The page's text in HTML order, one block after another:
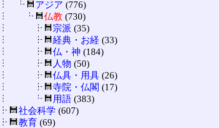
アジア (776)
仏教 (730)
宗派 (35)
経典・お経 (33)
仏・神 (184)
人物 (50)
仏具・用具 (26)
寺院・仏閣 (17)
用語 (383)
社会科学 (607)
教育 (69)